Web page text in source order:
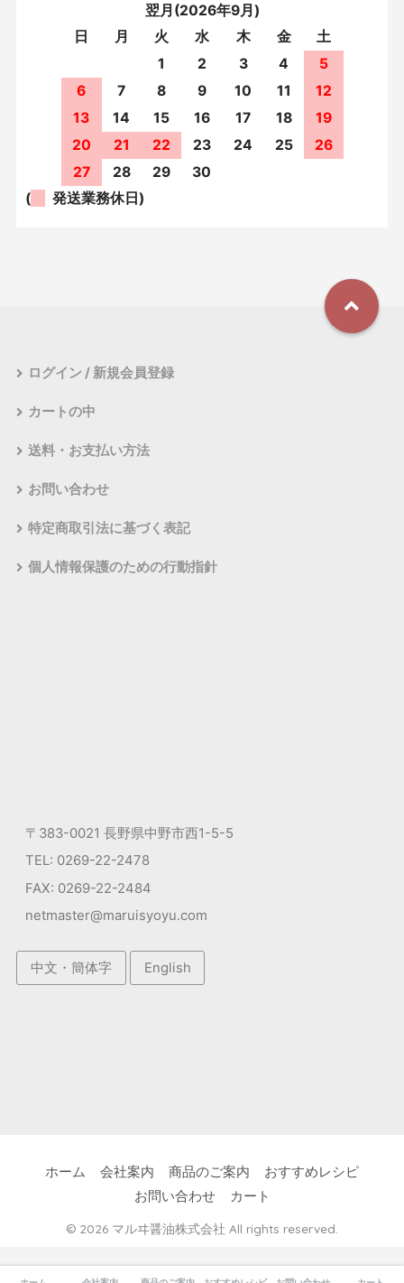
翌月(2026年9月)
日
月 火 水 木 金
土
1
2 3 4
5
6
7 8 9 10 11
12
13
14 15 16 17 18
19
20
21 22 23 24 25
26
27
28 29
30
(
発送業務休日)
ログイン / 新規会員登録
カートの中
送料・お支払い方法
お問い合わせ
特定商取引法に基づく表記
個人情報保護のための行動指針
〒383-0021 長野県中野市西1-5-5
TEL: 0269-22-2478
FAX: 0269-22-2484
netmaster@maruisyoyu.com
中文・簡体字 English
ホーム 会社案内 商品のご案内
おすすめレシピ
お問い合わせ
カート
© 2026 マルヰ醤油株式会社 All rights reserved.